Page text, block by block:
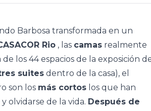
Barbosa transformada en un
Rio , las camas realmente
los 44 espacios de la exposición
suites dentro de la casa), el
son los más cortos los que han
olvidarse de la vida. Después de